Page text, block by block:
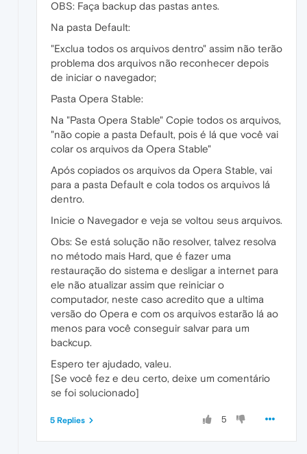
OBS: Faça backup das pastas antes.
Na pasta Default:
"Exclua todos os arquivos dentro" assim não terão
problema dos arquivos não reconhecer depois
de iniciar o navegador;
Pasta Opera Stable:
Na "Pasta Opera Stable" Copie todos os arquivos,
"não copie a pasta Default, pois é lá que você vai
colar os arquivos da Opera Stable"
Após copiados os arquivos da Opera Stable, vai
para a pasta Default e cola todos os arquivos lá
dentro.
Inicie o Navegador e veja se voltou seus arquivos.
Obs: Se está solução não resolver, talvez resolva
no método mais Hard, que é fazer uma
restauração do sistema e desligar a internet para
ele não atualizar assim que reiniciar o
computador, neste caso acredito que a ultima
versão do Opera e com os arquivos estarão lá ao
menos para você conseguir salvar para um
backcup.
Espero ter ajudado, valeu.
[Se você fez e deu certo, deixe um comentário
se foi solucionado]
5
5 Replies